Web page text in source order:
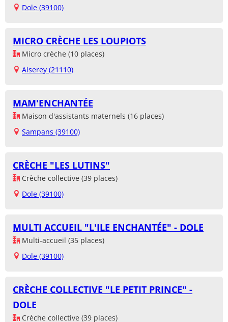
Dole (39100)
MICRO CRÈCHE LES LOUPIOTS
Micro crèche (10 places)
Aiserey (21110)
MAM'ENCHANTÉE
Maison d'assistants maternels (16 places)
Sampans (39100)
CRÈCHE "LES LUTINS"
Crèche collective (39 places)
Dole (39100)
MULTI ACCUEIL "L'ILE ENCHANTÉE" - DOLE
Multi-accueil (35 places)
Dole (39100)
CRÈCHE COLLECTIVE "LE PETIT PRINCE" -
DOLE
Crèche collective (39 places)